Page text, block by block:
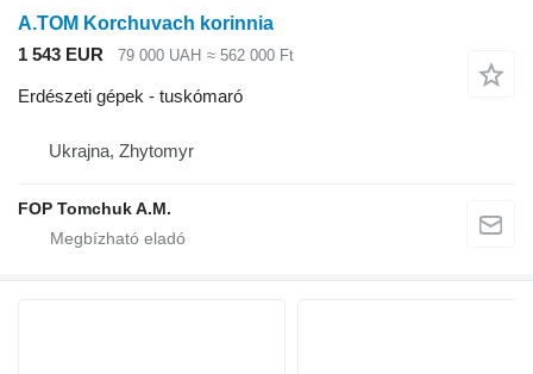
A.TOM Korchuvach korinnia
1 543 EUR
79 000 UAH ≈ 562 000 Ft
Erdészeti gépek - tuskómaró
Ukrajna, Zhytomyr
FOP Tomchuk A.M.